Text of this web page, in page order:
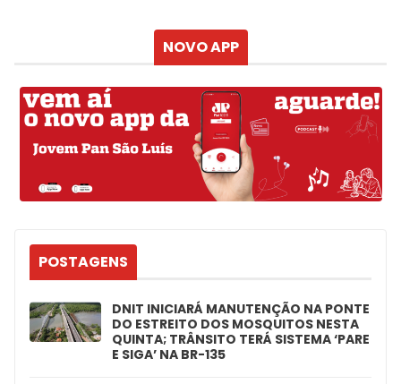
NOVO APP
POSTAGENS
DNIT INICIARÁ MANUTENÇÃO NA PONTE
DO ESTREITO DOS MOSQUITOS NESTA
QUINTA; TRÂNSITO TERÁ SISTEMA ‘PARE
E SIGA’ NA BR-135